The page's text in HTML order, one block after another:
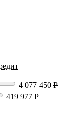
4 077 450 Р
419 977 Р